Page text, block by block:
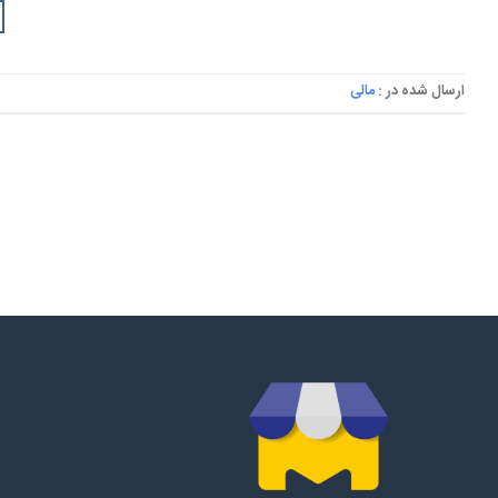
ارسال شده در :مالی